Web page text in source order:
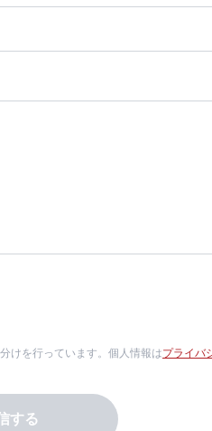
けを行っています。個人情報はプライバ
する